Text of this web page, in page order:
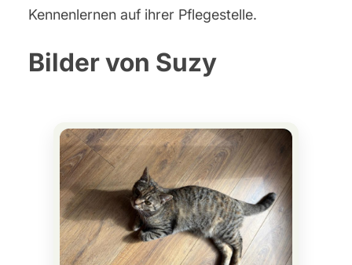
Kennenlernen auf ihrer Pflegestelle.
Bilder von Suzy